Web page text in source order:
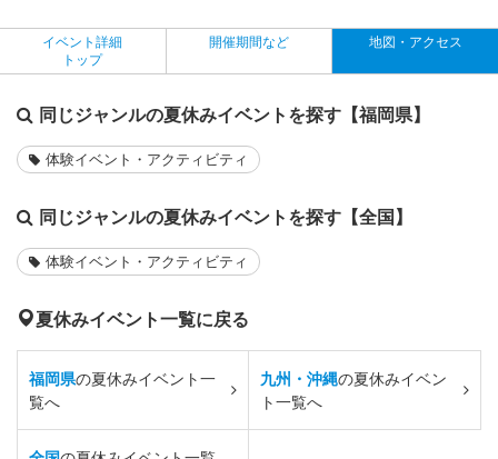
イベント詳細
トップ
開催期間など 地図・アクセス
同じジャンルの夏休みイベントを探す【福岡県】
体験イベント・アクティビティ
同じジャンルの夏休みイベントを探す【全国】
体験イベント・アクティビティ
夏休みイベント一覧に戻る
福岡県の夏休みイベント一
覧へ
九州・沖縄の夏休みイベン
ト一覧へ